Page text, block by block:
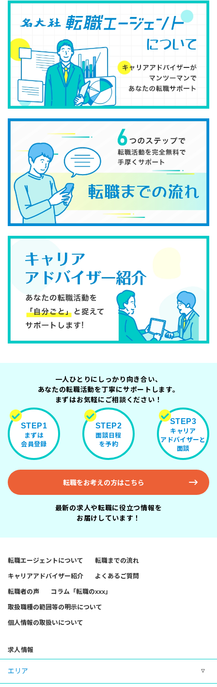
一人ひとりにしっかり向き合い、
あなたの転職活動を丁寧にサポートします。
まずはお気軽にご相談ください！
STEP1
まずは
会員登録
STEP2
面談日程
を予約
STEP3
キャリア
アドバイザーと
面談
転職をお考えの方はこちら
最新の求人や転職に役立つ情報を
お届けしています！
転職エージェントについて 転職までの流れ
キャリアアドバイザー紹介 よくあるご質問
転職者の声 コラム「転職のxxx」
取扱職種の範囲等の明示について
個人情報の取扱いについて
求人情報
エリア